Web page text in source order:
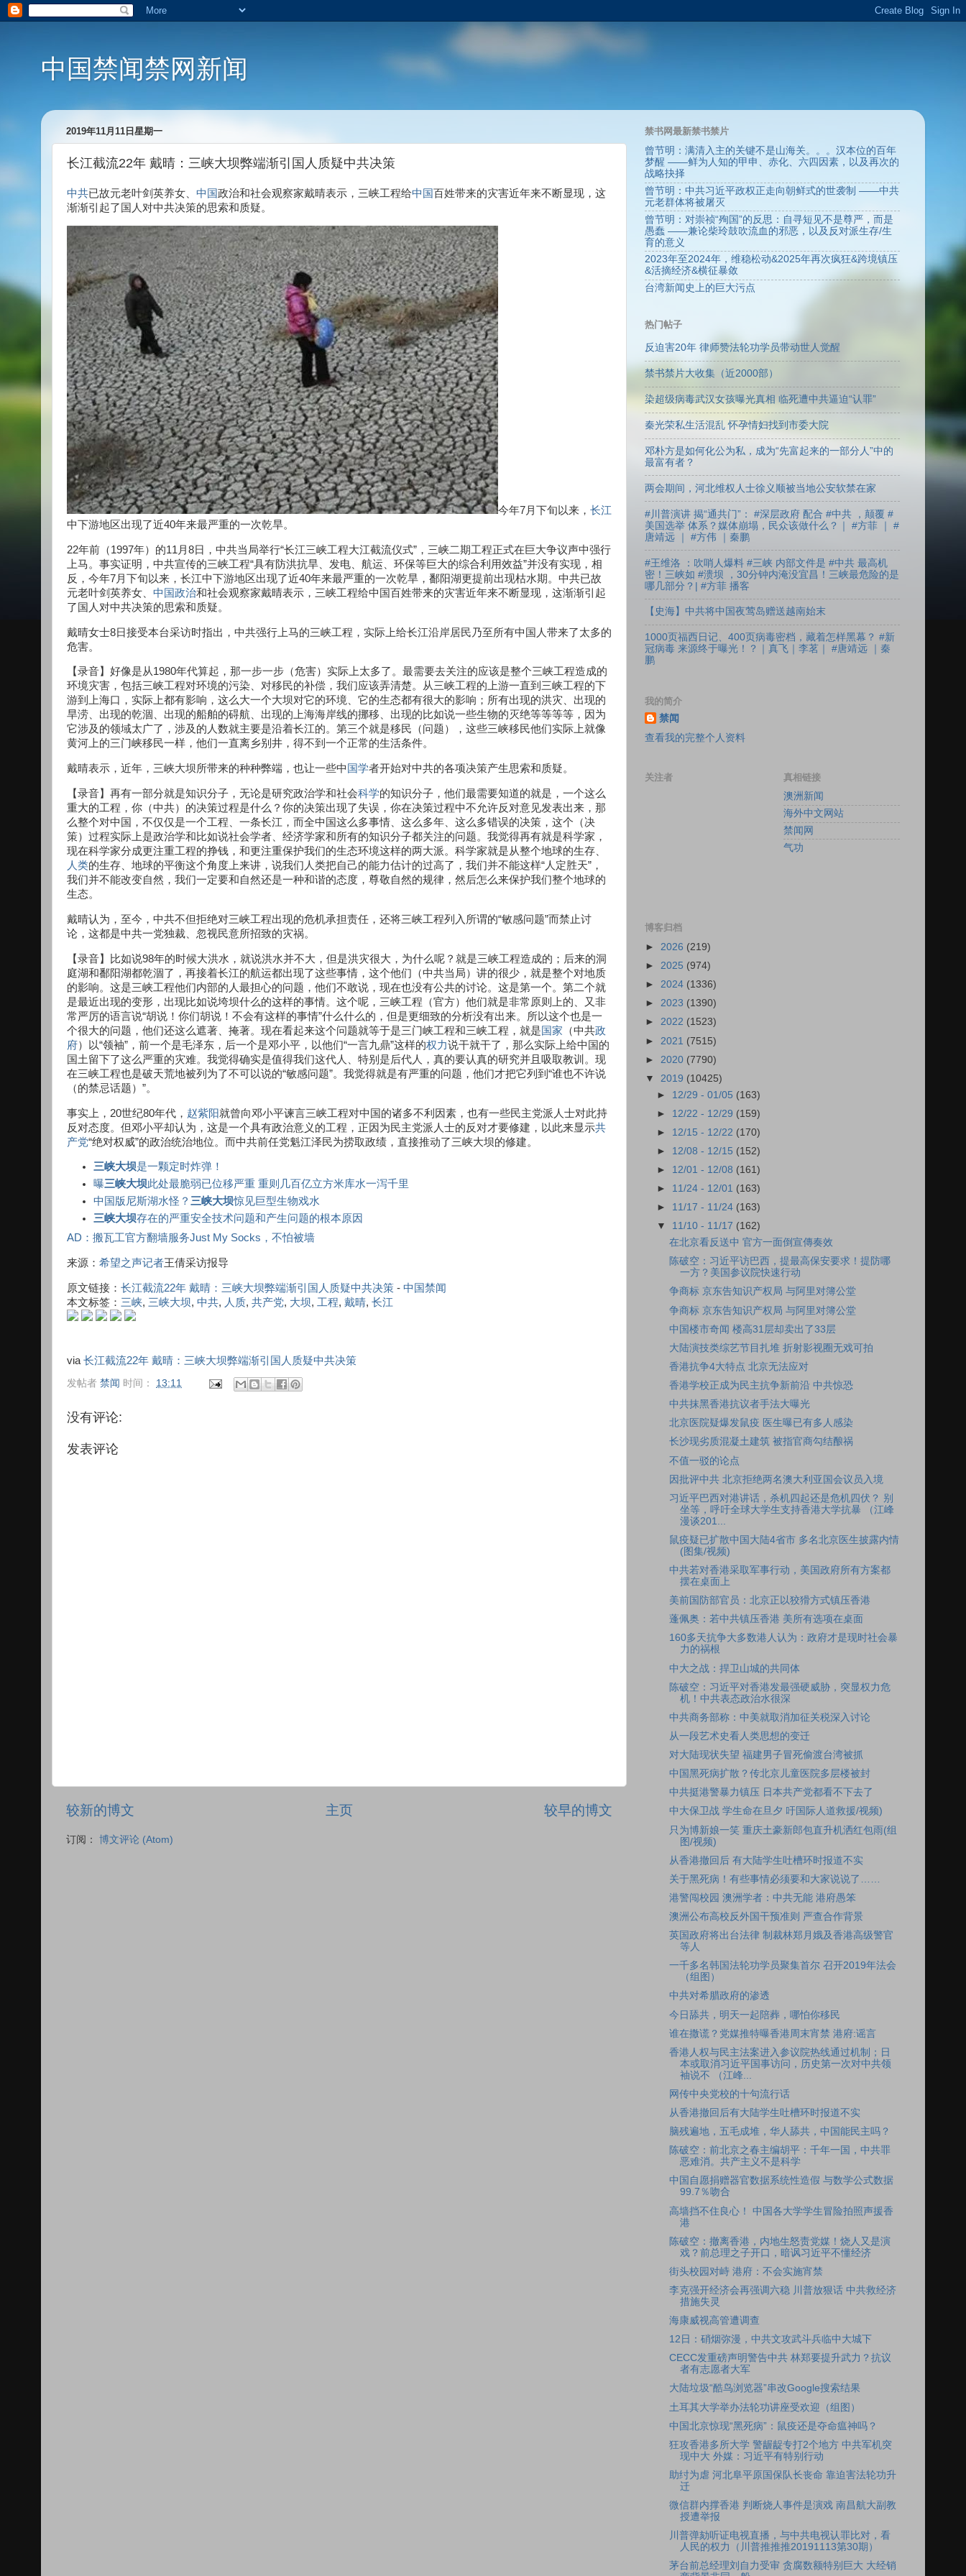
中国禁闻禁网新闻
2019年11月11日星期一
长江截流22年 戴晴：三峡大坝弊端渐引国人质疑中共决策
中共已故元老叶剑英养女、 中国政治和社会观察家戴晴表示，三峡工程给中国百姓带来的灾害近年来不断显现，这
渐渐引起了国人对中共决策的思索和质疑。
今年7月下旬以来， 长江
中下游地区出现了近40年来最严重的一次乾旱。
22年前（1997年）的11月8日，中共当局举行“长江三峡工程大江截流仪式”，三峡二期工程正式在巨大争议声中强行
上马。事实证明，中共宣传的三峡工程“具有防洪抗旱、发电、航运、环保等巨大的综合利用效益”并没有实现，相
反，今年7月下旬以来，长江中下游地区出现了近40年来最严重的一次乾旱，鄱阳湖更提前出现枯水期。中共已故
元老叶剑英养女、 中国政治和社会观察家戴晴表示，三峡工程给中国百姓带来的灾害近年来不断显现，这渐渐引起
了国人对中共决策的思索和质疑。
戴晴女士8日接受本台采访时指出，中共强行上马的三峡工程，实际上给长江沿岸居民乃至所有中国人带来了太多的
危害。
【录音】好像是从1980年代算起，那一步一步（危害）实际上太多了。最需要去关注的应该是整个三峡工程造成的
环境灾害，包括三峡工程对环境的污染、对移民的补偿，我们应该弄清楚。从三峡工程的上游一直到三峡工程的下
游到上海口，实际上都有影响，这么大一个大坝对它的环境、它的生态都有很大的影响；所有出现的洪灾、出现的
旱涝、出现的乾涸、出现的船舶的碍航、出现的上海海岸线的挪移、出现的比如说一些生物的灭绝等等等等，因为
它涉及的领域太广了，涉及的人数就主要是沿着长江的。第三个就是移民（问题），这些三峡移民他们实际上就像
黄河上的三门峡移民一样，他们一直离乡别井，得不到一个正常的生活条件。
戴晴表示，近年，三峡大坝所带来的种种弊端，也让一些中 国学者开始对中共的各项决策产生思索和质疑。
【录音】再有一部分就是知识分子，无论是研究政治学和社会科学的知识分子，他们最需要知道的就是，一个这么
重大的工程，你（中共）的决策过程是什么？你的决策出现了失误，你在决策过程中不允许反对意见发表出来，那
么整个对中国，不仅仅是一个工程、一条长江，而全中国这么多事情、这么多年、这么多错误的决策，这个（决
策）过程实际上是政治学和比如说社会学者、经济学家和所有的知识分子都关注的问题。我觉得再有就是科学家，
现在科学家分成更注重工程的挣钱，和更注重保护我们的生态环境这样的两大派。科学家就是从整个地球的生存、
人类的生存、地球的平衡这个角度上来讲，说我们人类把自己的能力估计的过高了，我们并不能这样“人定胜天”，
我们并不能改变自然，我们一定要和自然还是一种和谐的态度，尊敬自然的规律，然后怎么来保护我们整个地球的
生态。
戴晴认为，至今，中共不但拒绝对三峡工程出现的危机承担责任，还将三峡工程列入所谓的“敏感问题”而禁止讨
论，这都是中共一党独裁、忽视民意所招致的灾祸。
【录音】比如说98年的时候大洪水，就说洪水并不大，但是洪灾很大，为什么呢？就是三峡工程造成的；后来的洞
庭湖和鄱阳湖都乾涸了，再接着长江的航运都出现了这些事情，这个他们（中共当局）讲的很少，就是整个对地质
的影响。这是三峡工程他们内部的人最担心的问题，他们不敢说，现在也没有公共的讨论。这是第一个。第二个就
是最近出现的变形，出现比如说垮坝什么的这样的事情。这个呢，三峡工程（官方）他们就是非常原则上的、又非
常严厉的语言说“胡说！你们胡说！不会有这样的事情”什么什么的，但是更细致的分析没有出来。所以这个也是一
个很大的问题，他们还这么遮著、掩著。现在看起来这个问题就等于是三门峡工程和三峡工程，就是 国家 （中共政
府）以“领袖”，前一个是毛泽东，后一个是邓小平，以他们“一言九鼎”这样的权力说干就干了，那么实际上给中国的
国土留下了这么严重的灾难。我觉得确实是值得我们这代人、特别是后代人，真的要认真的研究并且吸取教训。现
在三峡工程也是破天荒地被列为了不可以说的“敏感问题”。我觉得就是有严重的问题，他们才把它列到“谁也不许说
（的禁忌话题）”。
事实上，20世纪80年代， 赵紫阳就曾向邓小平谏言三峡工程对中国的诸多不利因素，也有一些民主党派人士对此持
反对态度。但邓小平却认为，这是一个具有政治意义的工程，正因为民主党派人士的反对才要修建，以此来显示共
产党“绝对权威”的政治统治地位。而中共前任党魁江泽民为捞取政绩，直接推动了三峡大坝的修建。
三峡大坝是一颗定时炸弹！
曝三峡大坝此处最脆弱已位移严重 重则几百亿立方米库水一泻千里
中国版尼斯湖水怪？ 三峡大坝惊见巨型生物戏水
三峡大坝存在的严重安全技术问题和产生问题的根本原因
AD：搬瓦工官方翻墙服务Just My Socks，不怕被墙
来源： 希望之声记者王倩采访报导
原文链接： 长江截流22年 戴晴：三峡大坝弊端渐引国人质疑中共决策 - 中国禁闻
本文标签： 三峡, 三峡大坝, 中共, 人质, 共产党, 大坝, 工程, 戴晴, 长江
via 长江截流22年 戴晴：三峡大坝弊端渐引国人质疑中共决策
发帖者 禁闻 时间： 13:11
没有评论:
发表评论
较新的博文 较早的博文
主页
订阅： 博文评论 (Atom)
禁书网最新禁书禁片
曾节明：满清入主的关键不是山海关。。。汉本位的百年
梦醒 ——鲜为人知的甲申、赤化、六四因素，以及再次的
战略抉择
曾节明：中共习近平政权正走向朝鲜式的世袭制 ——中共
元老群体将被屠灭
曾节明：对崇祯“殉国”的反思：自寻短见不是尊严，而是
愚蠢 ——兼论柴玲鼓吹流血的邪恶，以及反对派生存/生
育的意义
2023年至2024年，维稳松动&2025年再次疯狂&跨境镇压
&活摘经济&横征暴敛
台湾新闻史上的巨大污点
热门帖子
反迫害20年 律师赞法轮功学员带动世人觉醒
禁书禁片大收集（近2000部）
染超级病毒武汉女孩曝光真相 临死遭中共逼迫“认罪”
秦光荣私生活混乱 怀孕情妇找到市委大院
邓朴方是如何化公为私，成为“先富起来的一部分人”中的
最富有者？
两会期间，河北维权人士徐义顺被当地公安软禁在家
#川普演讲 揭“通共门”： #深层政府 配合 #中共 ，颠覆 #
美国选举 体系？媒体崩塌，民众该做什么？｜ #方菲 ｜ #
唐靖远 ｜ #方伟 ｜秦鹏
#王维洛 ：吹哨人爆料 #三峡 内部文件是 #中共 最高机
密！三峡如 #溃坝 ，30分钟内淹没宜昌！三峡最危险的是
哪几部分？| #方菲 播客
【史海】中共将中国夜莺岛赠送越南始末
1000页福西日记、400页病毒密档，藏着怎样黑幕？ #新
冠病毒 来源终于曝光！？｜真飞｜李茗｜ #唐靖远 ｜秦
鹏
我的简介
禁闻
查看我的完整个人资料
关注者
真相链接
澳洲新闻
海外中文网站
禁闻网
气功
博客归档
► 2026 (219)
► 2025 (974)
► 2024 (1336)
► 2023 (1390)
► 2022 (1523)
► 2021 (7515)
► 2020 (7790)
▼ 2019 (10425)
► 12/29 - 01/05 (163)
► 12/22 - 12/29 (159)
► 12/15 - 12/22 (170)
► 12/08 - 12/15 (152)
► 12/01 - 12/08 (161)
► 11/24 - 12/01 (163)
► 11/17 - 11/24 (163)
▼ 11/10 - 11/17 (162)
在北京看反送中 官方一面倒宣傳奏效
陈破空：习近平访巴西，提最高保安要求！提防哪
一方？美国参议院快速行动
争商标 京东告知识产权局 与阿里对簿公堂
争商标 京东告知识产权局 与阿里对簿公堂
中国楼市奇闻 楼高31层却卖出了33层
大陆演技类综艺节目扎堆 折射影视圈无戏可拍
香港抗争4大特点 北京无法应对
香港学校正成为民主抗争新前沿 中共惊恐
中共抹黑香港抗议者手法大曝光
北京医院疑爆发鼠疫 医生曝已有多人感染
长沙现劣质混凝土建筑 被指官商勾结酿祸
不值一驳的论点
因批评中共 北京拒绝两名澳大利亚国会议员入境
习近平巴西对港讲话，杀机四起还是危机四伏？ 别
坐等，呼吁全球大学生支持香港大学抗暴 （江峰
漫谈201...
鼠疫疑已扩散中国大陆4省市 多名北京医生披露内情
(图集/视频)
中共若对香港采取军事行动，美国政府所有方案都
摆在桌面上
美前国防部官员：北京正以狡猾方式镇压香港
蓬佩奥：若中共镇压香港 美所有选项在桌面
160多天抗争大多数港人认为：政府才是现时社会暴
力的祸根
中大之战：捍卫山城的共同体
陈破空：习近平对香港发最强硬威胁，突显权力危
机！中共表态政治水很深
中共商务部称：中美就取消加征关税深入讨论
从一段艺术史看人类思想的变迁
对大陆现状失望 福建男子冒死偷渡台湾被抓
中国黑死病扩散？传北京儿童医院多层楼被封
中共挺港警暴力镇压 日本共产党都看不下去了
中大保卫战 学生命在旦夕 吁国际人道救援/视频)
只为博新娘一笑 重庆土豪新郎包直升机洒红包雨(组
图/视频)
从香港撤回后 有大陆学生吐槽环时报道不实
关于黑死病！有些事情必须要和大家说说了……
港警闯校园 澳洲学者：中共无能 港府愚笨
澳洲公布高校反外国干预准则 严查合作背景
英国政府将出台法律 制裁林郑月娥及香港高级警官
等人
一千多名韩国法轮功学员聚集首尔 召开2019年法会
（组图）
中共对希腊政府的渗透
今日舔共，明天一起陪葬，哪怕你移民
谁在撒谎？党媒推特曝香港周末宵禁 港府:谣言
香港人权与民主法案进入参议院热线通过机制；日
本或取消习近平国事访问，历史第一次对中共领
袖说不 （江峰...
网传中央党校的十句流行话
从香港撤回后有大陆学生吐槽环时报道不实
脑残遍地，五毛成堆，华人舔共，中国能民主吗？
陈破空：前北京之春主编胡平：千年一国，中共罪
恶难消。共产主义不是科学
中国自愿捐赠器官数据系统性造假 与数学公式数据
99.7％吻合
高墙挡不住良心！ 中国各大学学生冒险拍照声援香
港
陈破空：撤离香港，内地生怒责党媒！烧人又是演
戏？前总理之子开口，暗讽习近平不懂经济
街头校园对峙 港府：不会实施宵禁
李克强开经济会再强调六稳 川普放狠话 中共救经济
措施失灵
海康威视高管遭调查
12日：硝烟弥漫，中共文攻武斗兵临中大城下
CECC发重磅声明警告中共 林郑要提升武力？抗议
者有志愿者大军
大陆垃圾“酷鸟浏览器”串改Google搜索结果
土耳其大学举办法轮功讲座受欢迎（组图）
中国北京惊现“黑死病”：鼠疫还是夺命瘟神吗？
狂攻香港多所大学 警龌龊专打2个地方 中共军机突
现中大 外媒：习近平有特别行动
助纣为虐 河北阜平原国保队长丧命 靠迫害法轮功升
迁
微信群内撑香港 判断烧人事件是演戏 南昌航大副教
授遭举报
川普弹劾听证电视直播，与中共电视认罪比对，看
人民的权力（川普推推推20191113第30期）
茅台前总经理刘自力受审 贪腐数额特别巨大 大经销